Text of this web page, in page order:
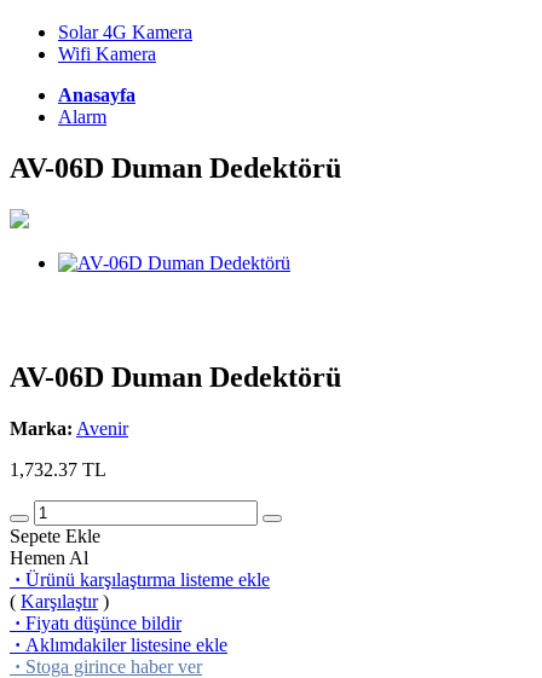
Solar 4G Kamera
Wifi Kamera
Anasayfa
Alarm
AV-06D Duman Dedektörü
AV-06D Duman Dedektörü
Marka: Avenir
1,732.37 TL
Sepete Ekle
Hemen Al
· Ürünü karşılaştırma listeme ekle
( Karşılaştır)
· Fiyatı düşünce bildir
· Aklımdakiler listesine ekle
· Stoga girince haber ver